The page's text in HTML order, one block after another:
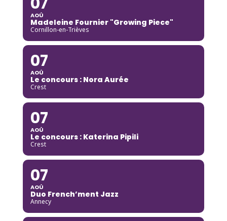
AOÛ
Madeleine Fournier "Growing Piece"
Cornillon-en-Trièves
07
AOÛ
Le concours : Nora Aurée
Crest
07
AOÛ
Le concours : Katerina Pipili
Crest
07
AOÛ
Duo French’ment Jazz
Annecy